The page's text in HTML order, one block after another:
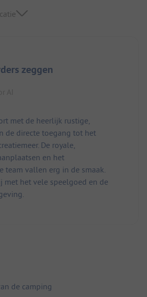
zeggen
met de heerlijk rustige,
de directe toegang tot het
De royale,
en het
team vallen erg in de smaak.
met het vele speelgoed en de
de camping